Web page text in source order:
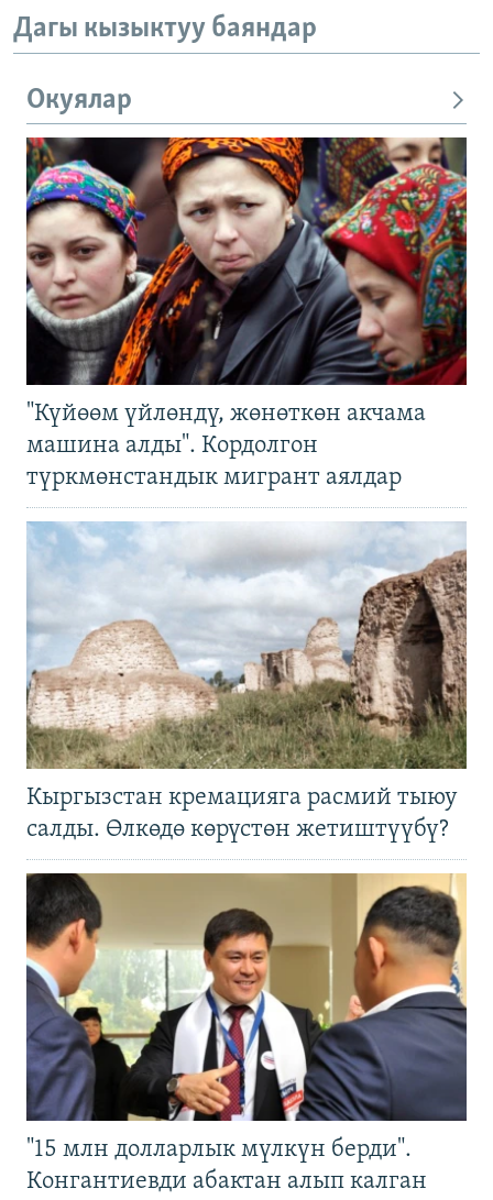
Дагы кызыктуу баяндар
Окуялар
"Күйөөм үйлөндү, жөнөткөн акчама
машина алды". Кордолгон
түркмөнстандык мигрант аялдар
Кыргызстан кремацияга расмий тыюу
салды. Өлкөдө көрүстөн жетиштүүбү?
"15 млн долларлык мүлкүн берди".
Конгантиевди абактан алып калган